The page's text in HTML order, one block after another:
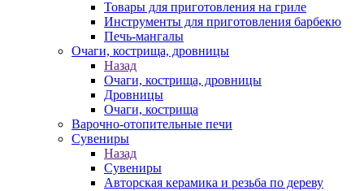
Товары для приготовления на гриле
Инструменты для приготовления барбекю
Печь-мангалы
Очаги, кострища, дровницы
Назад
Очаги, кострища, дровницы
Дровницы
Очаги, кострища
Варочно-отопительные печи
Сувениры
Назад
Сувениры
Авторская керамика и резьба по дереву